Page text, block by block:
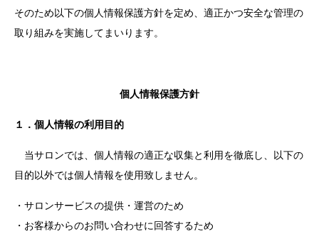
そのため以下の個人情報保護方針を定め、適正かつ安全な管理の
取り組みを実施してまいります。
個人情報保護方針
１．個人情報の利用目的
当サロンでは、個人情報の適正な収集と利用を徹底し、以下の
目的以外では個人情報を使用致しません。
・サロンサービスの提供・運営のため
・お客様からのお問い合わせに回答するため